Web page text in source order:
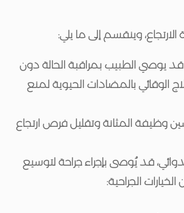
وينقسم إلى ما يلي:
قد يوصي الطبيب بمراقبة الحالة دون
الوقائي بالمضادات الحيوية لمنع
وظيفة المثانة وتقليل فرص ارتجاع
قد يُوصى بإجراء جراحة لتوسيع
الجراحية: